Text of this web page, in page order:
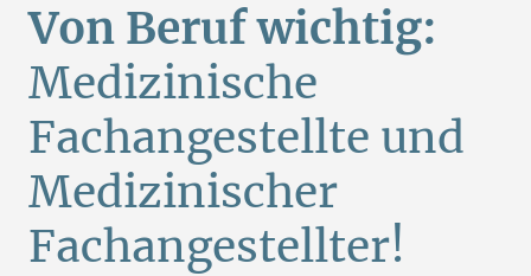
Von Beruf wichtig:
Medizinische
Fachangestellte und
Medizinischer
Fachangestellter!